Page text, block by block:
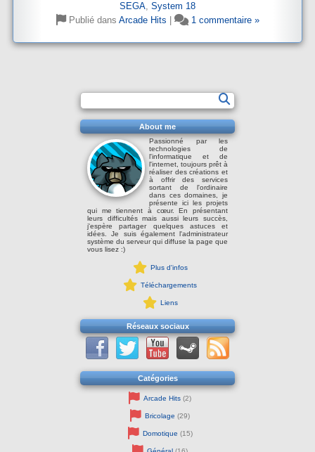
SEGA, System 18
Publié dans Arcade Hits 1 commentaire »
About me
Passionné par les
technologies de
l'informatique et de
l'internet, toujours prêt à
réaliser des créations et
à offrir des services
sortant de l'ordinaire
dans ces domaines, je
présente ici les projets
qui me tiennent à cœur. En présentant
leurs difficultés mais aussi leurs succès,
j'espère partager quelques astuces et
idées. Je suis également l'administrateur
système du serveur qui diffuse la page que
vous lisez :)
Plus d'infos
Téléchargements
Liens
Réseaux sociaux
Catégories
Arcade Hits (2)
Bricolage (29)
Domotique (15)